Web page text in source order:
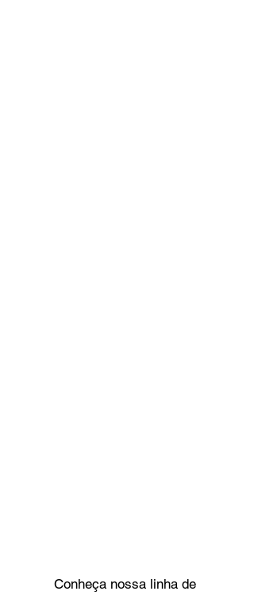
Conheça nossa linha de